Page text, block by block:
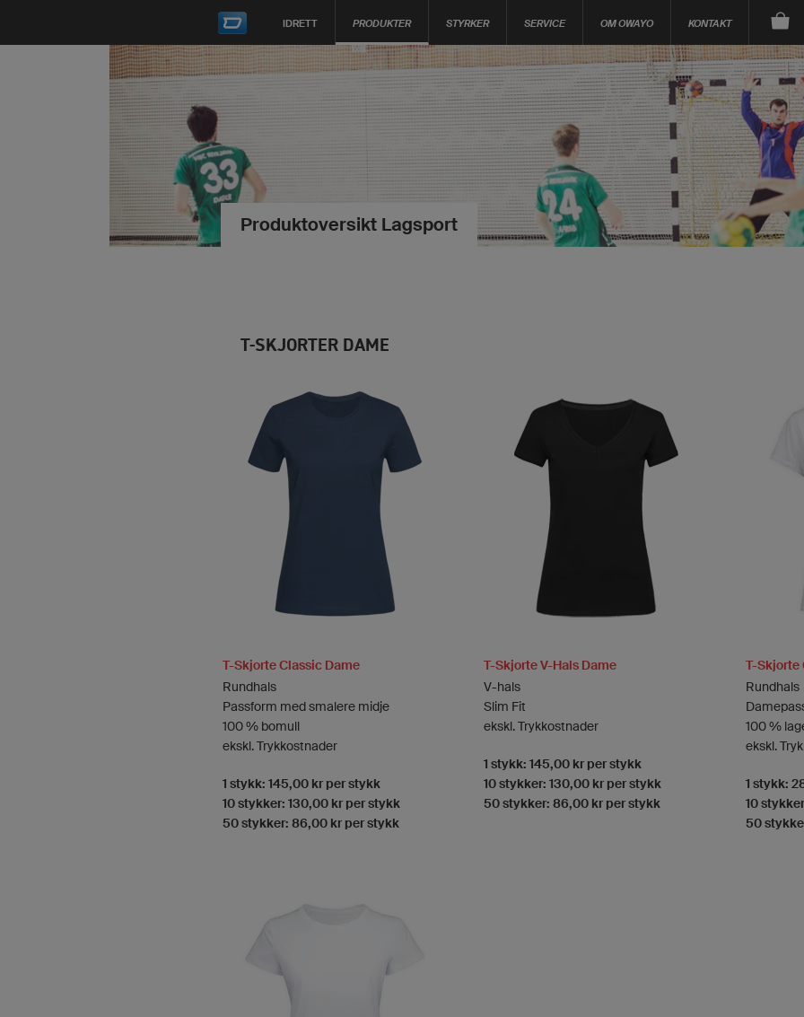
IDRETT PRODUKTER STYRKER SERVICE OM OWAYO KONTAKT
Produktoversikt Lagsport
T-SKJORTER DAME
T-Skjorte Classic Dame
Rundhals
Passform med smalere midje
100 % bomull
ekskl. Trykkostnader
1 stykk: 145,00 kr per stykk
10 stykker: 130,00 kr per stykk
50 stykker: 86,00 kr per stykk
T-Skjorte V-Hals Dame
V-hals
Slim Fit
ekskl. Trykkostnader
1 stykk: 145,00 kr per stykk
10 stykker: 130,00 kr per stykk
50 stykker: 86,00 kr per stykk
T-Skjorte
Rundhals
100 %
ekskl.
1 stykk:
10
50